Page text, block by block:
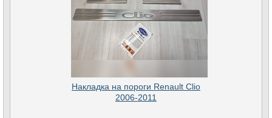
Накладка на пороги Renault Clio
2006-2011